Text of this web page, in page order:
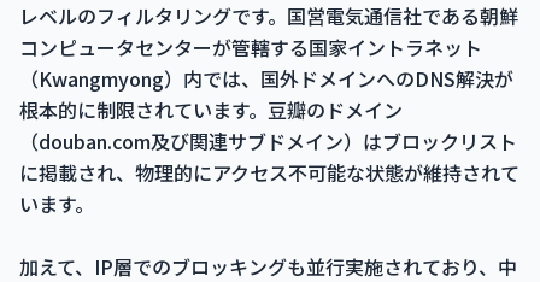
レベルのフィルタリングです。国営電気通信社である朝鮮
コンピュータセンターが管轄する国家イントラネット
（Kwangmyong）内では、国外ドメインへのDNS解決が
根本的に制限されています。豆瓣のドメイン
（douban.com及び関連サブドメイン）はブロックリスト
に掲載され、物理的にアクセス不可能な状態が維持されて
います。
加えて、IP層でのブロッキングも並行実施されており、中